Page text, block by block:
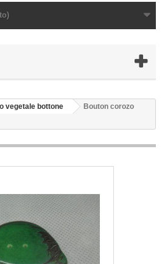
vegetale bottone
Bouton corozo